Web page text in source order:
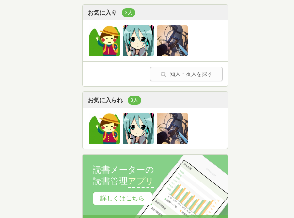
お気に入り 3人
知人・友人を探す
お気に入られ 3人
読書メーターの
読書管理アプリ
詳しくはこちら